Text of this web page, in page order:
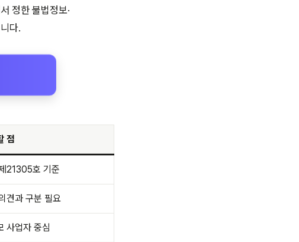
정한 불법정보·
다.
점
21305호 기준
견과 구분 필요
사업자 중심